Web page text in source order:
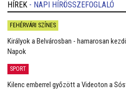
HÍREK - NAPI HÍRÖSSZEFOGLALÓ
FEHÉRVÁRI SZÍNES
Királyok a Belvárosban - hamarosan
Napok
SPORT
Kilenc emberrel győzött a Videoton a